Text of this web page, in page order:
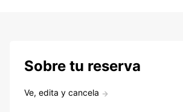
Sobre tu reserva
Ve, edita y cancela